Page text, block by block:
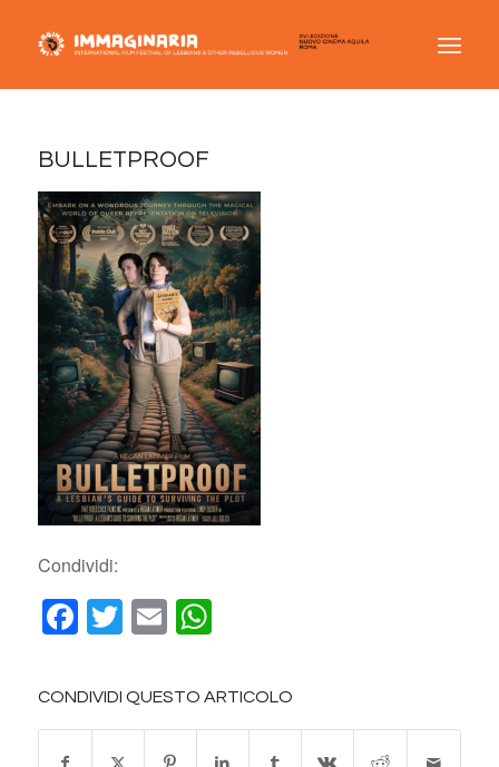
BULLETPROOF
Condividi:
Facebook
Twitter
EmailWhatsApp
CONDIVIDI QUESTO ARTICOLO